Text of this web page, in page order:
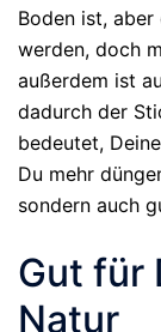
Boden ist,
werden, doch
außerdem ist
dadurch der
bedeutet,
Du mehr
sondern auch
Gut für
Natur